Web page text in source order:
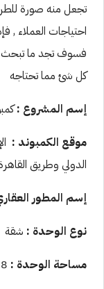
تجعل منه صورة
احتياجات العملاء ,
فسوف تجد ما تبحث
كل شئ مما تحتاجه
إسم المشروع :
موقع الكمبوند :
الدولي وطريق
إسم المطور
نوع الوحدة : شقة
مساحة الوحدة :